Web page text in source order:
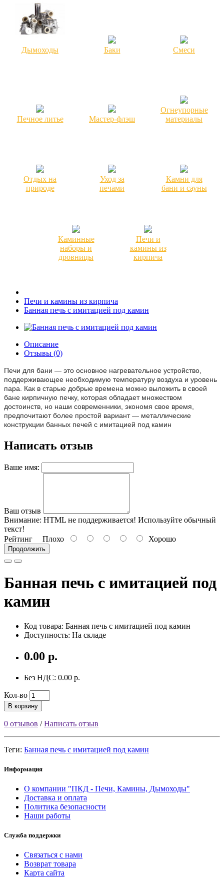
Дымоходы Баки Смеси
Печное литье Мастер-флэш
Огнеупорные
материалы
Отдых на
природе
Уход за
печами
Камни для
бани и сауны
Каминные
наборы и
дровницы
Печи и
камины из
кирпича
Печи и камины из кирпича
Банная печь с имитацией под камин
Описание
Отзывы (0)
Печи для бани — это основное нагревательное устройство,
поддерживающее необходимую температуру воздуха и уровень
пара. Как в старые добрые времена можно выложить в своей
бане кирпичную печку, которая обладает множеством
достоинств, но наши современники, экономя свое время,
предпочитают более простой вариант — металлические
конструкции банных печей с имитацией под камин
Написать отзыв
Ваше имя:
Ваш отзыв
Внимание: HTML не поддерживается! Используйте обычный
текст!
Рейтинг Плохо Хорошо
Продолжить
Банная печь с имитацией под
камин
Код товара: Банная печь с имитацией под камин
Доступность: На складе
0.00 р.
Без НДС: 0.00 р.
Кол-во
В корзину
0 отзывов /Написать отзыв
Теги: Банная печь с имитацией под камин
Информация
О компании "ПКД - Печи, Камины, Дымоходы"
Доставка и оплата
Политика безопасности
Наши работы
Служба поддержки
Связаться с нами
Возврат товара
Карта сайта